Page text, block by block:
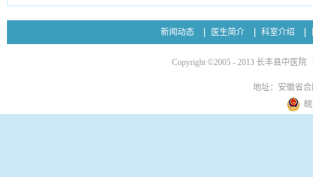
新闻动态 医生简介 科室介绍
Copyright ©2005 - 2013 长丰县中医院
地址：安徽省